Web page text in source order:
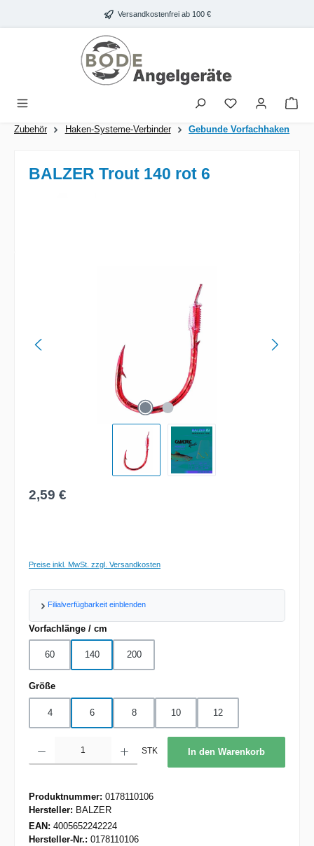
Zum Hauptinhalt springen Versandkostenfrei ab 100 €
Zubehör Haken-Systeme-Verbinder Gebunde Vorfachhaken
BALZER Trout 140 rot 6
Regulärer Preis:
2,59 €
Preise inkl. MwSt. zzgl. Versandkosten
Filialverfügbarkeit einblenden
Vorfachlänge / cm
60 140 200
Größeauswählen
4 6 8 10 12
STK In den Warenkorb
Produktnummer: 0178110106
Hersteller: BALZER
EAN: 4005652242224
Hersteller-Nr.: 0178110106